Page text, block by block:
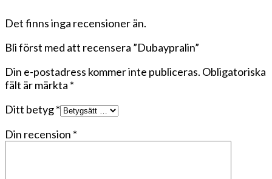
Det finns inga recensioner än.
Bli först med att recensera ”Dubaypralin”
Din e-postadress kommer inte publiceras. Obligatoriska
fält är märkta *
Ditt betyg*
Din recension *